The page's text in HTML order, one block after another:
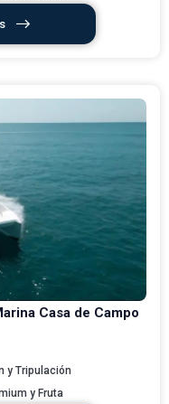
Casa de Campo
y Tripulación
y Fruta